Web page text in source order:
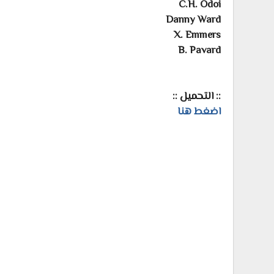
C.H. Odoi
Danny Ward
X. Emmers
B. Pavard
:: التحميل ::
اضغط هنا